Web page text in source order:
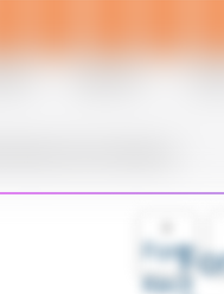
Font
Kecil